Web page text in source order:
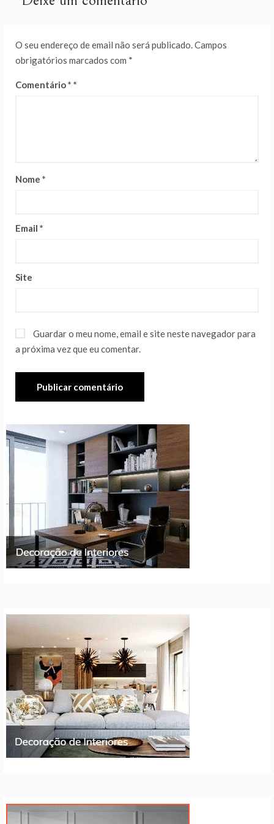
O seu endereço de email não será publicado.Campos
obrigatórios marcados com *
Comentário*
Nome *
Email *
Site
Guardar o meu nome, email e site neste navegador para
a próxima vez que eu comentar.